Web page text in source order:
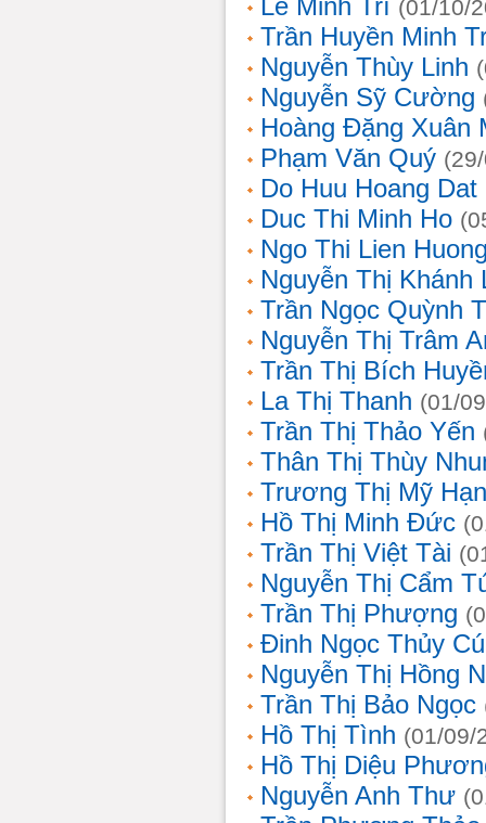
Lê Minh Trí (01/10/
Trần Huyền Minh
Nguyễn Thùy Linh
Nguyễn Sỹ Cường
Hoàng Đặng Xuân
Phạm Văn Quý
Do Huu Hoang Dat
Duc Thi Minh Ho
Ngo Thi Lien
Nguyễn Thị Khánh
Trần Ngọc Quỳnh
Nguyễn Thị Trâm
Trần Thị Bích
La Thị Thanh (01/
Trần Thị Thảo Yến
Thân Thị Thùy
Trương Thị Mỹ
Hồ Thị Minh Đức
Trần Thị Việt Tài
Nguyễn Thị Cẩm
Trần Thị Phượng
Đinh Ngọc Thủy
Nguyễn Thị Hồng
Trần Thị Bảo Ngọc
Hồ Thị Tình (01/09/
Hồ Thị Diệu
Nguyễn Anh Thư